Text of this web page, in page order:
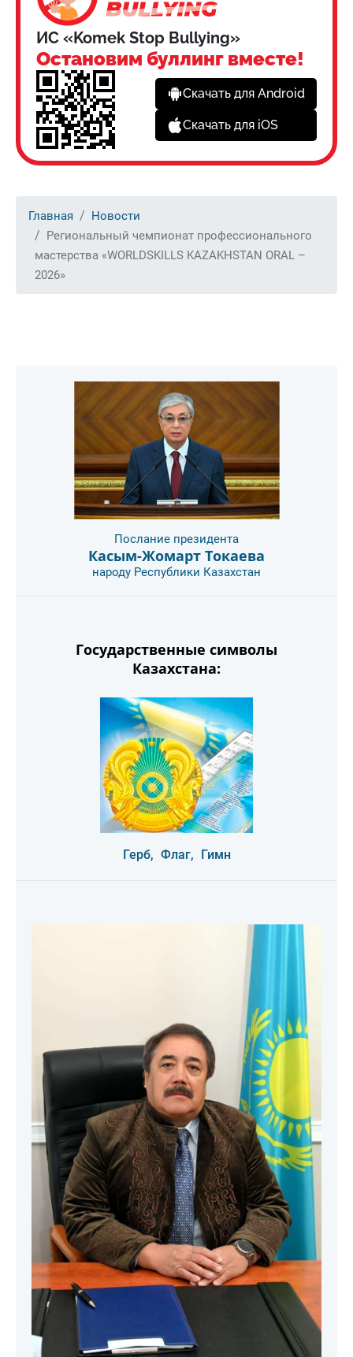
ИС «Komek Stop Bullying»
Остановим буллинг вместе!
Скачать для Android
Скачать для iOS
Главная
Новости
Региональный чемпионат профессионального
мастерства «WORLDSKILLS KAZAKHSTAN ORAL –
2026»
Послание президента
Касым-Жомарт Токаева
народу Республики Казахстан
Государственные символы
Казахстана:
Герб, Флаг, Гимн